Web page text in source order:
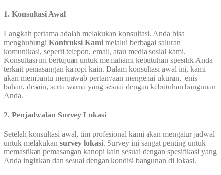
1. Konsultasi Awal
Langkah pertama adalah melakukan konsultasi. Anda bisa
menghubungi Kontruksi Kami melalui berbagai saluran
komunikasi, seperti telepon, email, atau media sosial kami.
Konsultasi ini bertujuan untuk memahami kebutuhan spesifik Anda
terkait pemasangan kanopi kain. Dalam konsultasi awal ini, kami
akan membantu menjawab pertanyaan mengenai ukuran, jenis
bahan, desain, serta warna yang sesuai dengan kebutuhan bangunan
Anda.
2. Penjadwalan Survey Lokasi
Setelah konsultasi awal, tim profesional kami akan mengatur jadwal
untuk melakukan survey lokasi. Survey ini sangat penting untuk
memastikan pemasangan kanopi kain sesuai dengan spesifikasi yang
Anda inginkan dan sesuai dengan kondisi bangunan di lokasi.